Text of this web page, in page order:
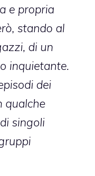
e propria
stando al
di un
inquietante.
dei
qualche
singoli